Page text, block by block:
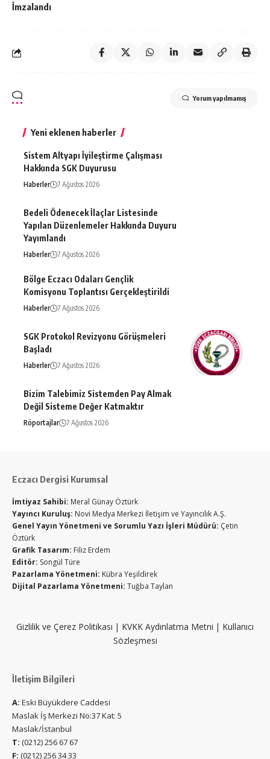
İmzalandı
Yorum yapılmamış
Yeni eklenen haberler
Sistem Altyapı İyileştirme Çalışması
Hakkında SGK Duyurusu
Haberler 7 Ağustos 2026
Bedeli Ödenecek İlaçlar Listesinde
Yapılan Düzenlemeler Hakkında Duyuru
Yayımlandı
Haberler 7 Ağustos 2026
Bölge Eczacı Odaları Gençlik
Komisyonu Toplantısı Gerçekleştirildi
Haberler 7 Ağustos 2026
SGK Protokol Revizyonu Görüşmeleri
Başladı
Haberler 7 Ağustos 2026
Bizim Talebimiz Sistemden Pay Almak
Değil Sisteme Değer Katmaktır
Röportajlar 7 Ağustos 2026
Eczacı Dergisi Kurumsal
İmtiyaz Sahibi: Meral Günay Öztürk
Yayıncı Kuruluş: Novi Medya Merkezi İletişim ve Yayıncılık A.Ş.
Genel Yayın Yönetmeni ve Sorumlu Yazı İşleri Müdürü: Çetin
Öztürk
Grafik Tasarım: Filiz Erdem
Editör: Songül Türe
Pazarlama Yönetmeni: Kübra Yeşildirek
Dijital Pazarlama Yönetmeni: Tuğba Taylan
Gizlilik ve Çerez Politikası | KVKK Aydınlatma Metni | Kullanıcı
Sözleşmesi
İletişim Bilgileri
A: Eski Büyükdere Caddesi
Maslak İş Merkezi No:37 Kat: 5
Maslak/İstanbul
T: (0212) 256 67 67
F: (0212) 256 34 33